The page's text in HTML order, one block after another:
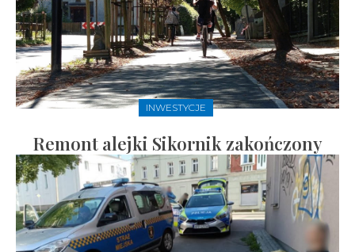
INWESTYCJE
Remont alejki Sikornik zakończony